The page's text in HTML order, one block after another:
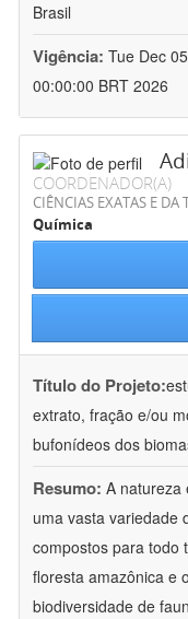
Brasil
Vigência: Tue Dec
00:00:00 BRT 2026
COORDENADOR(A)
CIÊNCIAS EXATAS E DA
Química
Título do Projeto:
extrato, fração e/ou
bufonídeos dos
Resumo: A natureza
uma vasta variedade
compostos para todo
floresta amazônica e
biodiversidade de